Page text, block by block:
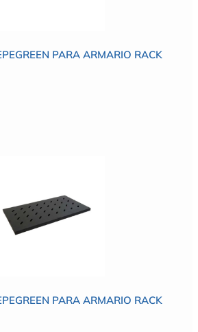
PARA ARMARIO RACK
PARA ARMARIO RACK